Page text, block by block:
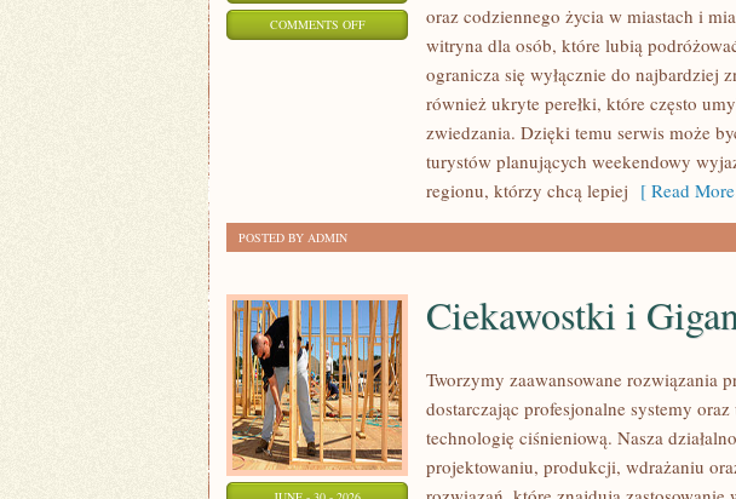
COMMENTS OFFON
oraz codziennego życia w miastach i
witryna dla osób, które lubią
ogranicza się wyłącznie do najbardziej
również ukryte perełki, które często
zwiedzania. Dzięki temu serwis może
turystów planujących weekendowy
regionu, którzy chcą lepiej [ Read
POSTED BY ADMIN
Ciekawostki i
Tworzymy zaawansowane rozwiązania
dostarczając profesjonalne systemy
technologię ciśnieniową. Nasza
projektowaniu, produkcji, wdrażaniu